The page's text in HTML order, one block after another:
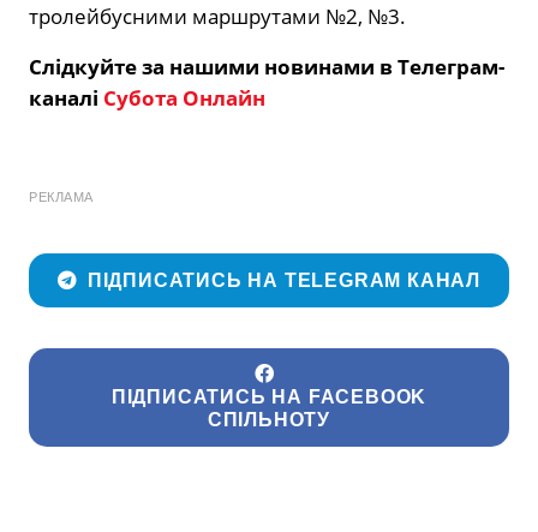
тролейбусними маршрутами №2, №3.
Слідкуйте за нашими новинами в Телеграм-
каналі Субота Онлайн
РЕКЛАМА
ПІДПИСАТИСЬ НА TELEGRAM КАНАЛ
ПІДПИСАТИСЬ НА FACEBOOK
СПІЛЬНОТУ